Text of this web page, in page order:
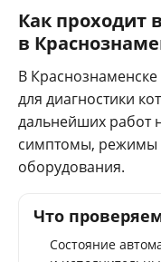
Как проходит
в
В
для диагностики
дальнейших работ
симптомы, режимы
оборудования.
Что
Состояние